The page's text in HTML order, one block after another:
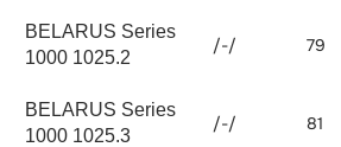
BELARUS Series
1000 1025.2
/-/ 79
BELARUS Series
1000 1025.3
/-/ 81